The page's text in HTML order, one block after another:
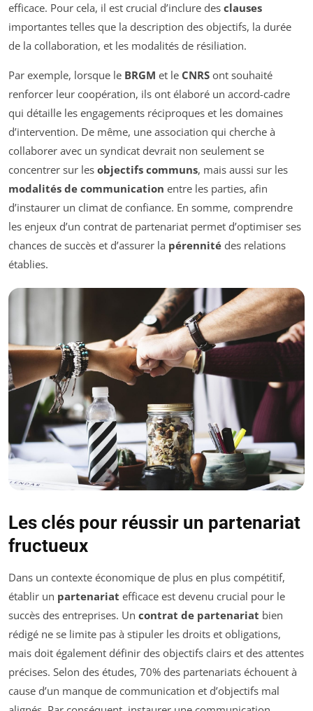
efficace. Pour cela, il est crucial d’inclure des clauses
importantes telles que la description des objectifs, la durée
de la collaboration, et les modalités de résiliation.
Par exemple, lorsque le BRGM et le CNRS ont souhaité
renforcer leur coopération, ils ont élaboré un accord-cadre
qui détaille les engagements réciproques et les domaines
d’intervention. De même, une association qui cherche à
collaborer avec un syndicat devrait non seulement se
concentrer sur les objectifs communs, mais aussi sur les
modalités de communication entre les parties, afin
d’instaurer un climat de confiance. En somme, comprendre
les enjeux d’un contrat de partenariat permet d’optimiser ses
chances de succès et d’assurer la pérennité des relations
établies.
Les clés pour réussir un partenariat
fructueux
Dans un contexte économique de plus en plus compétitif,
établir un partenariat efficace est devenu crucial pour le
succès des entreprises. Un contrat de partenariat bien
rédigé ne se limite pas à stipuler les droits et obligations,
mais doit également définir des objectifs clairs et des attentes
précises. Selon des études, 70% des partenariats échouent à
cause d’un manque de communication et d’objectifs mal